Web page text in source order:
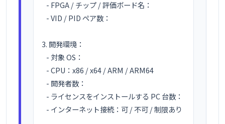
3. 開発環境：